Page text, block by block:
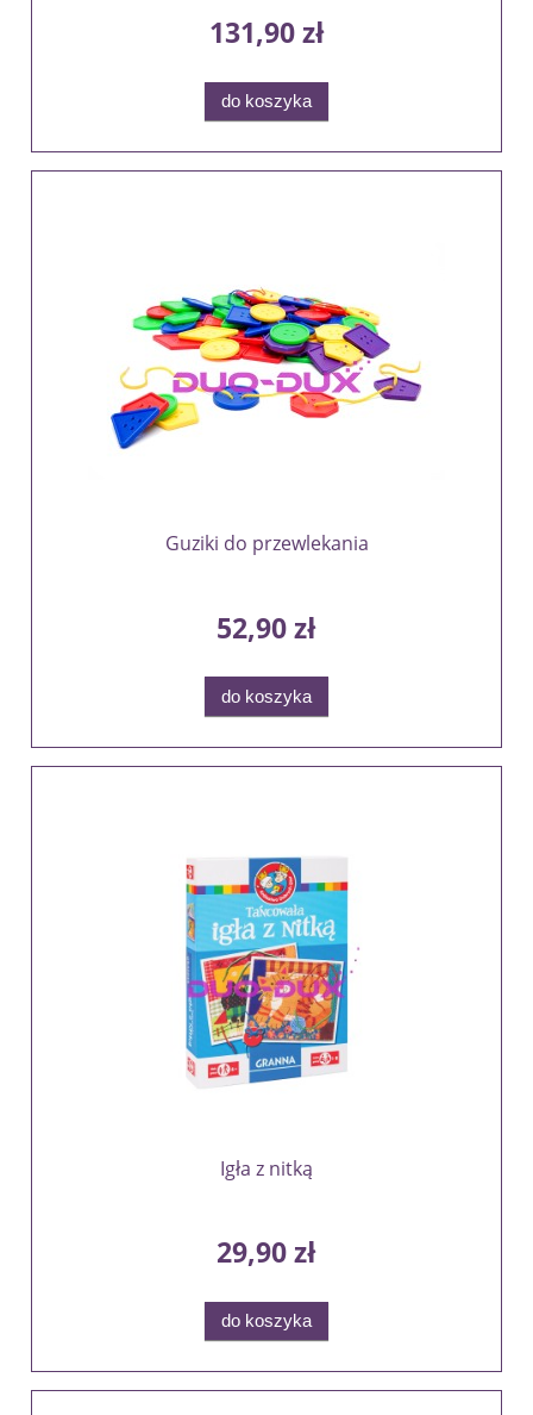
131,90 zł
do koszyka
Guziki do przewlekania
52,90 zł
do koszyka
Igła z nitką
29,90 zł
do koszyka